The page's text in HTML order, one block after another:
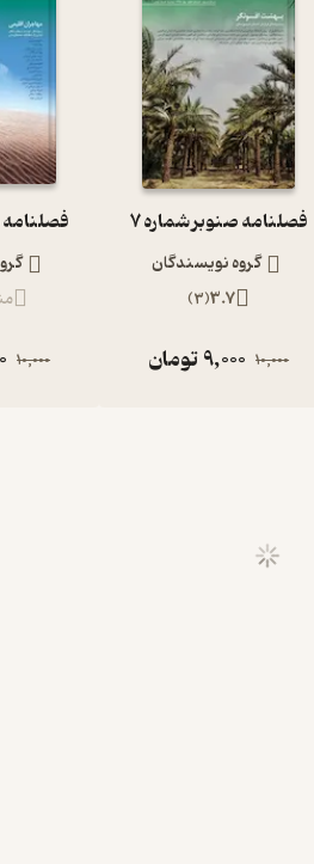
فصلنامه صنوبر شماره 7
گروه نویسندگان
3.7
(
3
)
10,000
9,000تومان
فصلنامه
10,000